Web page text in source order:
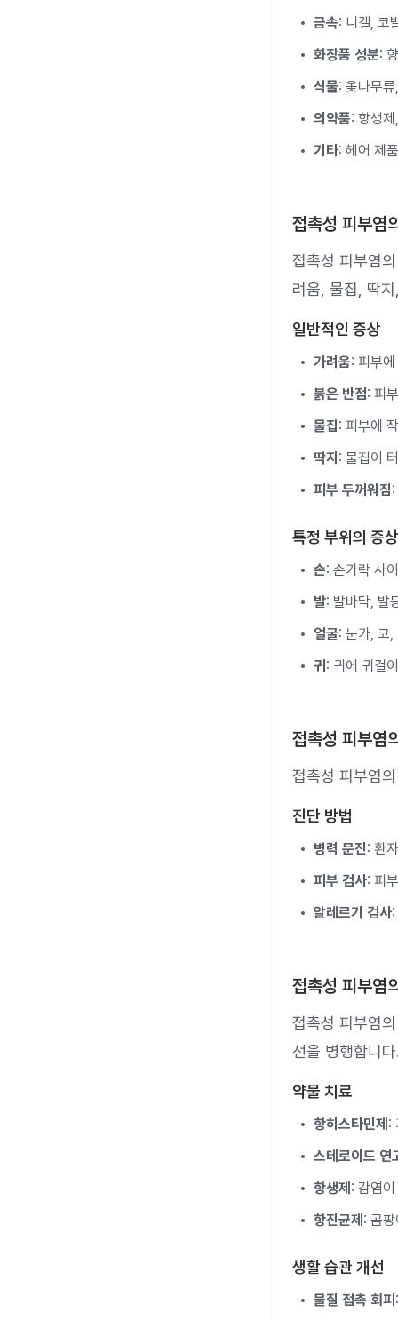
금속: 니켈, 코
화장품 성분:
식물: 옻나무
의약품: 항생
기타: 헤어 제
접촉성 피부염
접촉성 피부염
려움, 물집, 딱
일반적인 증상
가려움: 피부
붉은 반점: 피
물집: 피부에
딱지 : 물집이
피부 두꺼워짐
특정 부위의 증상
손: 손가락 사
발: 발바닥, 발
얼굴: 눈가, 코,
귀 : 귀에 귀걸
접촉성 피부염
접촉성 피부염
진단 방법
병력 문진: 환
피부 검사: 피
알레르기 검사
접촉성 피부염
접촉성 피부염
선을 병행합니
약물 치료
항히스타민제 :
스테로이드 연
항생제 : 감염
항진균제 : 곰
생활 습관 개선
물질 접촉 회피